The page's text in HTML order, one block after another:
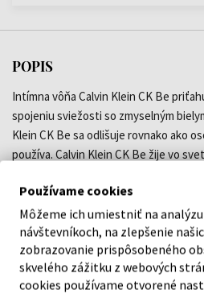
POPIS
Intímna vôňa Calvin Klein CK Be
spojeniu sviežosti so zmyselným
Klein CK Be sa odlišuje rovnako ako
používa. Calvin Klein CK Be žije vo
výzvou k riskovaniu, k objavovaniu
Calvin Klein CK Be sa vzďaľuje od
vlastné zásady. Povzbudzuje nás k
slobodnému vyjadreniu, k tomu, aby
byť nepredvídateľnými. Táto vôňa
zavreli oči, otvorili dušu a začali snívať.
Používame cookies
Môžeme ich umiestniť na
návštevníkoch, na zlepšenie
zobrazovanie prispôsobeného
skvelého zážitku z webových
cookies používame otvorené